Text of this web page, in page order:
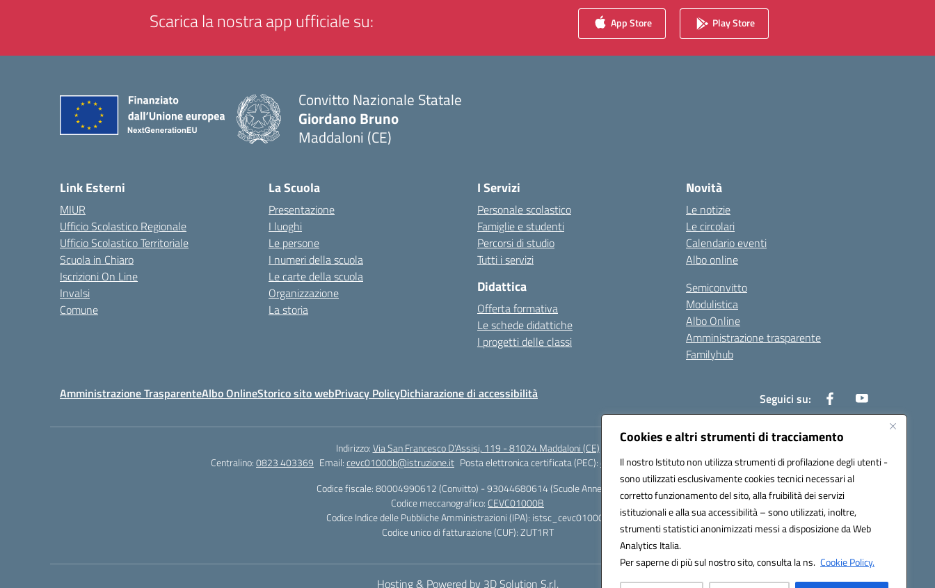
Cookies e altri strumenti di tracciamento
Il nostro Istituto non utilizza strumenti di profilazione degli utenti -
sono utilizzati esclusivamente cookies tecnici necessari al
corretto funzionamento del sito, alla fruibilità dei servizi
istituzionali e alla sua accessibilità – sono utilizzati, inoltre,
strumenti statistici anonimizzati messi a disposizione da Web
Analytics Italia.
Per saperne di più sul nostro sito, consulta la ns. Cookie Policy.
Scarica la nostra app ufficiale su: App Store Play Store
Convitto Nazionale Statale
Giordano Bruno
Maddaloni (CE)
Link Esterni
MIUR
Ufficio Scolastico Regionale
Ufficio Scolastico Territoriale
Scuola in Chiaro
Iscrizioni On Line
Invalsi
Comune
La Scuola
Presentazione
I luoghi
Le persone
I numeri della scuola
Le carte della scuola
Organizzazione
La storia
I Servizi
Personale scolastico
Famiglie e studenti
Percorsi di studio
Tutti i servizi
Didattica
Offerta formativa
Le schede didattiche
I progetti delle classi
Novità
Le notizie
Le circolari
Calendario eventi
Albo online
Semiconvitto
Modulistica
Albo Online
Amministrazione trasparente
Familyhub
Amministrazione TrasparenteAlbo OnlineStorico sito webPrivacy PolicyDichiarazione di accessibilità Seguici su:
Indirizzo:Via San Francesco D'Assisi, 119 - 81024 Maddaloni (CE)
Centralino:0823 403369 Email:cevc01000b@istruzione.it Posta elettronica certificata (PEC):cevc01000b@pec.istruzione.it
Codice fiscale: 80004990612 (Convitto) - 93044680614 (Scuole Annesse)
Codice meccanografico: CEVC01000B
Codice Indice delle Pubbliche Amministrazioni (IPA): istsc_cevc01000b
Codice unico di fatturazione (CUF): ZUT1RT
Hosting & Powered by 3D Solution S.r.l.